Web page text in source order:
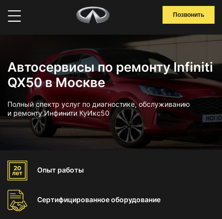
Позвонить
Автосервисы по ремонту Infiniti
QX50 в Москве
Полный спектр услуг по диагностике, обслуживанию
и ремонту Инфинити КуИкс50
Опыт работы
Сертифицированноеоборудование